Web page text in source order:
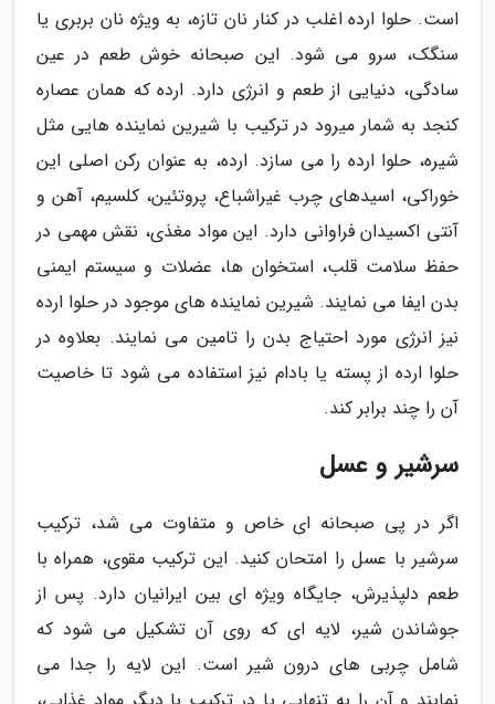
است. حلوا ارده اغلب در کنار نان تازه، به ویژه نان بربری یا
سنگک، سرو می شود. این صبحانه خوش طعم در عین
سادگی، دنیایی از طعم و انرژی دارد. ارده که همان عصاره
کنجد به شمار میرود در ترکیب با شیرین نماینده هایی مثل
شیره، حلوا ارده را می سازد. ارده، به عنوان رکن اصلی این
خوراکی، اسیدهای چرب غیراشباع، پروتئین، کلسیم، آهن و
آنتی اکسیدان فراوانی دارد. این مواد مغذی، نقش مهمی در
حفظ سلامت قلب، استخوان ها، عضلات و سیستم ایمنی
بدن ایفا می نمایند. شیرین نماینده های موجود در حلوا ارده
نیز انرژی مورد احتیاج بدن را تامین می نمایند. بعلاوه در
حلوا ارده از پسته یا بادام نیز استفاده می شود تا خاصیت
آن را چند برابر کند.
سرشیر و عسل
اگر در پی صبحانه ای خاص و متفاوت می شد، ترکیب
سرشیر با عسل را امتحان کنید. این ترکیب مقوی، همراه با
طعم دلپذیرش، جایگاه ویژه ای بین ایرانیان دارد. پس از
جوشاندن شیر، لایه ای که روی آن تشکیل می شود که
شامل چربی های درون شیر است. این لایه را جدا می